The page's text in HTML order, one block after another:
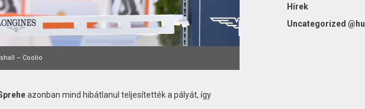
– Coolio
azonban mind hibátlanul teljesítették a pályát, így
Hírek
Uncategorized @hu